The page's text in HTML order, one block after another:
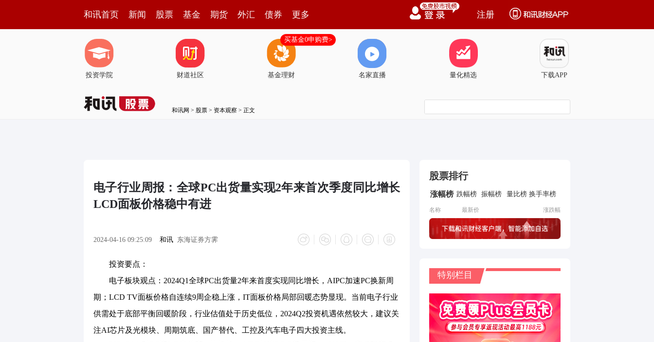
和讯首页 新闻 股票 基金 期货 外汇 债券 更多 注册
投资学院 财道社区 基金理财
买基金0申购费>
名家直播 量化精选 下载APP
和讯网 > 股票 > 资本观察 > 正文
电子行业周报：全球PC出货量实现2年来首次季度同比增长
LCD面板价格稳中有进
2024-04-16 09:25:09 和讯 东海证券方霁
投资要点：
电子板块观点：2024Q1全球PC出货量2年来首度实现同比增长，AIPC加速PC换新周
期；LCD TV面板价格自连续9周企稳上涨，IT面板价格局部回暖态势显现。当前电子行业
供需处于底部平衡回暖阶段，行业估值处于历史低位，2024Q2投资机遇依然较大，建议关
注AI芯片及光模块、周期筑底、国产替代、工控及汽车电子四大投资主线。
股票排行
涨幅榜 跌幅榜 振幅榜 量比榜 换手率榜
名称 最新价 涨跌幅